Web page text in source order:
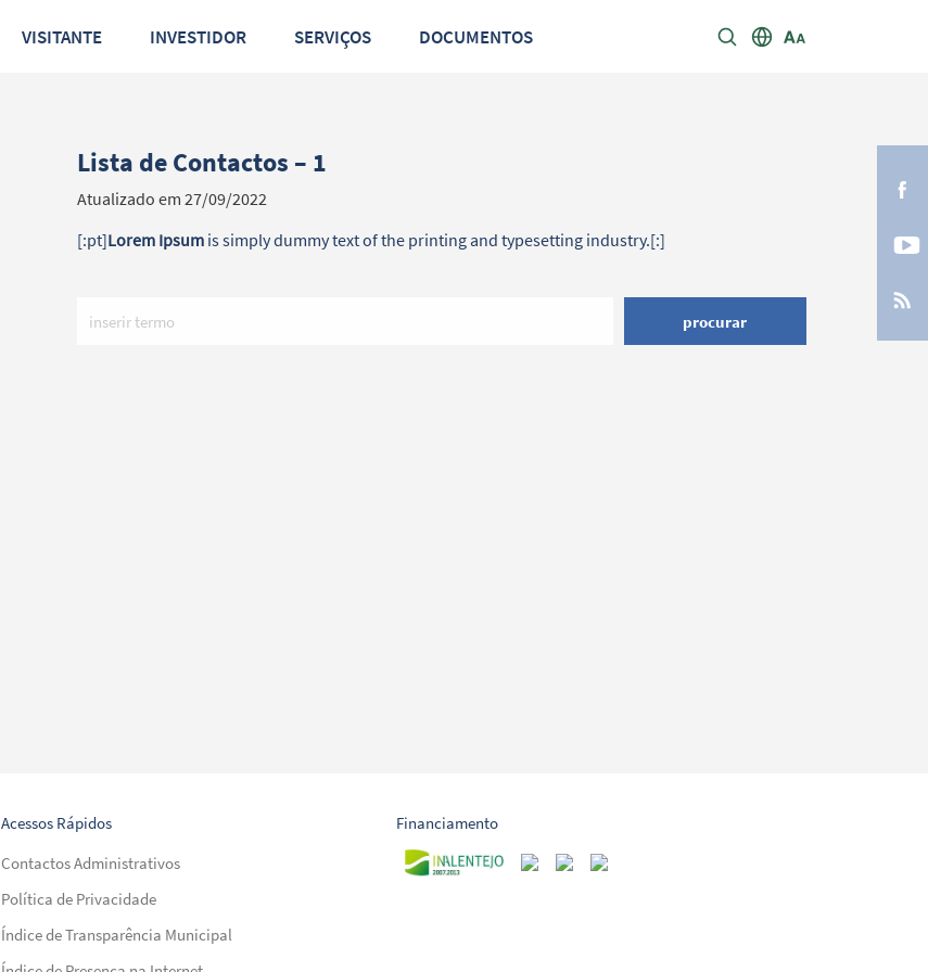
VISITANTE INVESTIDOR SERVIÇOS DOCUMENTOS
Lista de Contactos – 1
Atualizado em 27/09/2022
[:pt]Lorem Ipsumis simply dummy text of the printing and typesetting industry.[:]
procurar
Acessos Rápidos
Contactos Administrativos
Política de Privacidade
Índice de Transparência Municipal
Financiamento